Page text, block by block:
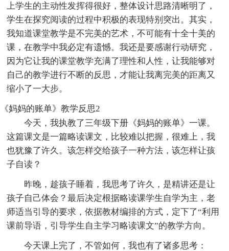
上学生的主动性发挥得很好，整体设计思路清晰明了，
学生在探究阅读的过程中积极的表现特别突出。其实，
我知道课堂教学是不完美的艺术，不可能有十全十美的
课，在教学中我必定有遗憾。我还是要感谢行动研究，
因为它让我的课堂教学充满了理性和人性，让我能够对
自己的教学进行不断的反思，才能让我离完美的距离又
缩小了一大步。
《妈妈的账单》教学反思2
今天，我执教了三年级下册《妈妈的账单》一课。
这篇课文是一篇略读课文，比较难以把握，很难上，我
也犹豫了许久。该怎样交给孩子一种方法，该怎样让孩
子自读？
昨晚，趁孩子睡着，我思考了许久，是精讲还是让
孩子自己体会？最后决定根据略读课学生自学为主，老
师适当引导的要求，依据教材编排的方式，定下了“利用
课前导语，引导学生自主学习略读课文”的教学方向。
今天课上完了，不管如何，我也有了诸多思考：